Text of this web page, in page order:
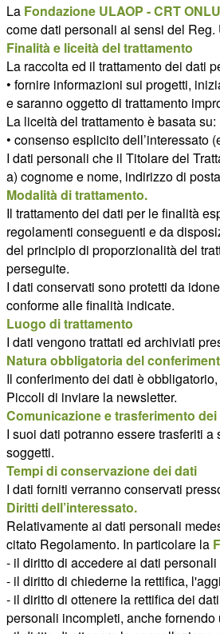
La Fondazione ULAOP - CRT
come dati personali ai sensi del
Finalità e liceità del trattamento
La raccolta ed il trattamento dei dati
• fornire informazioni sui progetti,
e saranno oggetto di trattamento
La liceità del trattamento è basata su:
• consenso esplicito dell’interessato
I dati personali che il Titolare del
a) cognome e nome, indirizzo di
Modalità di trattamento.
Il trattamento dei dati per le finalità
regolamenti conseguenti e da
del principio di proporzionalità del
perseguite.
I dati conservati sono protetti da
conforme alle finalità indicate.
Luogo di trattamento
I dati vengono trattati ed archiviati
Natura obbligatoria del
Il conferimento dei dati è
Piccoli di inviare la newsletter.
Comunicazione e trasferimento
I suoi dati potranno essere trasferiti
soggetti.
Tempi di conservazione dei dati
I dati forniti verranno conservati
Diritti dell’interessato.
Relativamente ai dati personali
citato Regolamento. In particolare la
- il diritto di accedere ai dati
- il diritto di chiederne la rettifica,
- il diritto di ottenere la rettifica dei
personali incompleti, anche